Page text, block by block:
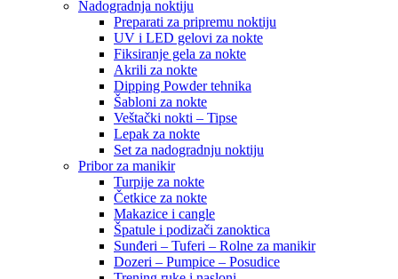
Nadogradnja noktiju
Preparati za pripremu noktiju
UV i LED gelovi za nokte
Fiksiranje gela za nokte
Akrili za nokte
Dipping Powder tehnika
Šabloni za nokte
Veštački nokti – Tipse
Lepak za nokte
Set za nadogradnju noktiju
Pribor za manikir
Turpije za nokte
Četkice za nokte
Makazice i cangle
Špatule i podizači zanoktica
Sunđeri – Tuferi – Rolne za manikir
Dozeri – Pumpice – Posudice